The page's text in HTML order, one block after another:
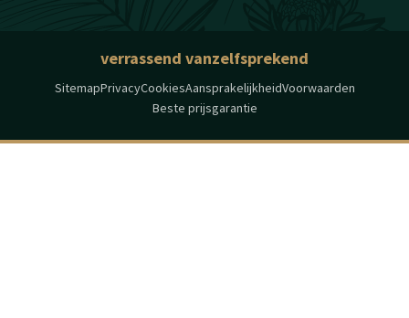
verrassend vanzelfsprekend
SitemapPrivacyCookiesAansprakelijkheidVoorwaarden
Beste prijsgarantie